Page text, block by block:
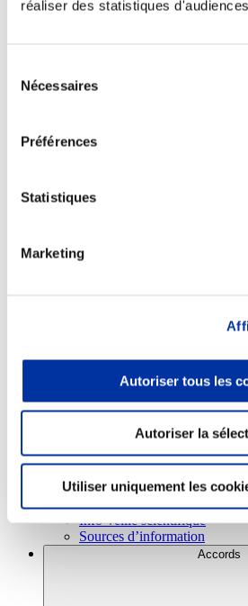
réaliser des statistiques
Nécessaires
Préférences
Statistiques
Marketing
Autoriser tous les
Autoriser la
Utiliser uniquement les
Partenaire Climat
Consommation
Viandes et santé
Juste rémunération et
Info-veille scientifique
Sources d’information
Accords